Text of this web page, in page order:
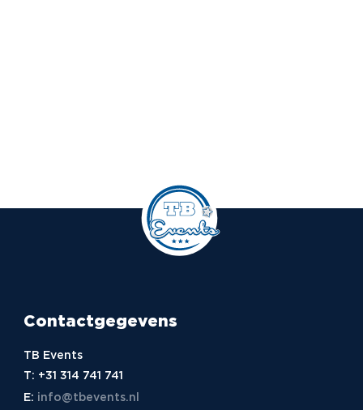
Contactgegevens
TB Events
T: +31 314 741 741
E: info@tbevents.nl